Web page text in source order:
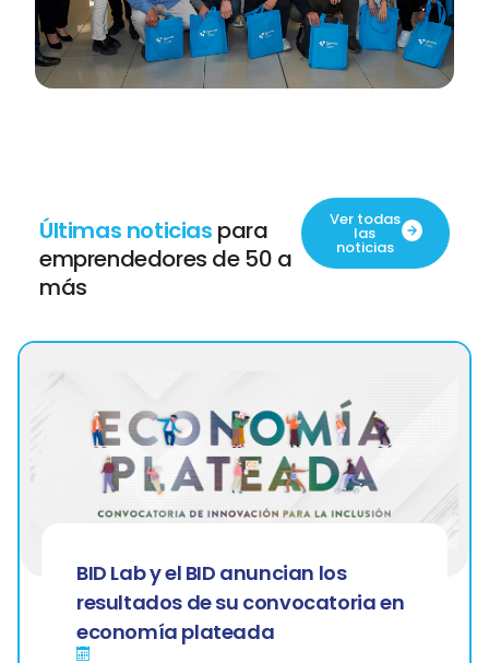
Últimas noticias para
emprendedores de 50 a
más
Ver todas
las
noticias
BID Lab y el BID anuncian los
resultados de su convocatoria en
economía plateada